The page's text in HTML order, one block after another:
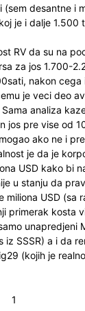
(sem desantne i
je i dalje 1.500
RV da su na
za jos 1.700-
nakon
je veci deo
analiza
jos pre vise od
ako ne i
je da je
USD kako bi
u stanju da
miliona USD (sa
primerak kosta
unapredjeni
iz SSSR) a i da
(kojih je
1